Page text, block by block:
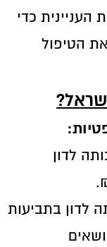
העניינית כדי
הטיפול
לדון
לדון בתביעות